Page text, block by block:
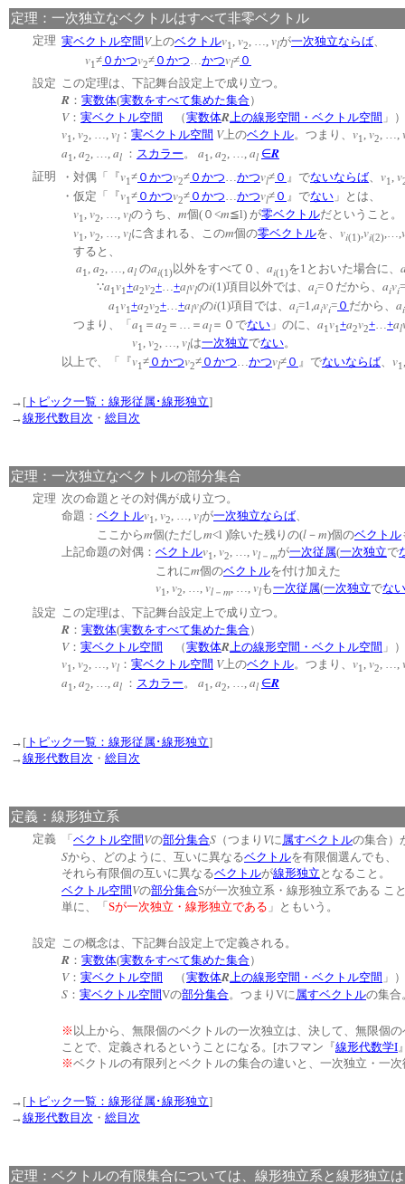
定理：一次独立なベクトルはすべて非零ベクトル
定理 実ベクトル空間 V上のベクトルv1 , v2, …, vlが一次独立ならば、
v1≠ ０ かつv2≠ ０ かつ かつvl≠ ０
設定 この定理は、下記舞台設定上で成り立つ。
R ： 実数体(実数をすべて集めた集合）
V： 実ベクトル空間 （実数体R上の線形空間・ベクトル空間
v1 , v2, …, vl ： 実ベクトル空間 V上のベクトル。つまり、 v1 , v2, …,
a1 a2 al ： スカラー 。 a1 a2 al ∈R
証明 ・対偶「『v1≠ ０ かつv2≠ ０ かつ…かつvl≠ ０ 』でないならば、 v1 , v
・仮定「『v1≠ ０ かつv2≠ ０ かつ かつvl≠ ０ 』でない 」とは、
v1 , v2, …, vlのうち、 m個(０<m≦l) が零ベクトルだということ。
v1 v2 vlに含まれる、このm個の零ベクトルを、 vi(1) vi(2)
すると、
a1 a2 al のai(1)以外をすべて０、 ai(1)を1とおいた場合に、
∵a1v1+a2v2+…+alvlのi(1)項目以外では、 ai=０だから、 aivi=
a1v1+a2v2+ +alvlのi(1)項目では、 ai=1, aivi= ０ だから、 ai
つまり、「a1 ＝ a2 ＝…＝ al ＝０でない 」のに、 a1v1+a2v2+ +al
v1 , v2, …, vlは一次独立でない。
以上で、「『v1≠ ０ かつv2≠ ０ かつ かつvl≠ ０ 』でないならば v1
→[ トピック一覧：線形従属･線形独立]
→線形代数目次 ・ 総目次
定理：一次独立なベクトルの部分集合
定理 次の命題とその対偶が成り立つ。
命題： ベクトルv1 , v2, …, vlが一次独立ならば、
ここからm個(ただしm<l )除いた残りの(l － m)個のベクトル
上記命題の対偶： ベクトルv1 v2 vl － mが一次従属(一次独立で
これにm個のベクトルを付け加えた
v1 , v2, …, vl － m, …, vlも一次従属(一次独立でない
設定 この定理は、下記舞台設定上で成り立つ。
R ： 実数体(実数をすべて集めた集合）
V： 実ベクトル空間 （実数体R上の線形空間・ベクトル空間
v1 , v2, …, vl ： 実ベクトル空間 V上のベクトル。つまり、 v1 , v2, …,
a1 a2 al ： スカラー 。 a1 a2 al ∈R
→[ トピック一覧：線形従属･線形独立]
→線形代数目次 ・ 総目次
定義：線形独立系
定義 「 ベクトル空間 Vの部分集合S （つまり Vに属すベクトルの集合）
Sから、どのように、互いに異なるベクトルを有限個選んでも、
それら有限個の互いに異なるベクトルが線形独立 となること。
ベクトル空間 Vの部分集合Sが一次独立系・線形独立系である こ
単に、「 Sが一次独立・線形独立である 」ともいう。
設定 この概念は、下記舞台設定上で定義される。
R ： 実数体(実数をすべて集めた集合）
V： 実ベクトル空間 （実数体R上の線形空間・ベクトル空間
S ： 実ベクトル空間Vの部分集合。つまりVに属すベクトルの集合
※ 以上から、無限個のベクトルの一次独立は、決して、無限個
ことで、定義されるということになる。[ホフマン『線形代数学I
※ベクトルの有限列とベクトルの集合の違いと、一次独立・一
→[ トピック一覧：線形従属･線形独立]
→線形代数目次 ・ 総目次
定理：ベクトルの有限集合については、線形独立系と線形独立